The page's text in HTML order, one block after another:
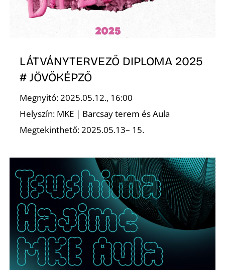
LÁTVÁNYTERVEZŐ DIPLOMA 2025
# JÖVŐKÉPZŐ
Megnyitó: 2025.05.12., 16:00
Helyszín: MKE | Barcsay terem és Aula
Megtekinthető: 2025.05.13– 15.